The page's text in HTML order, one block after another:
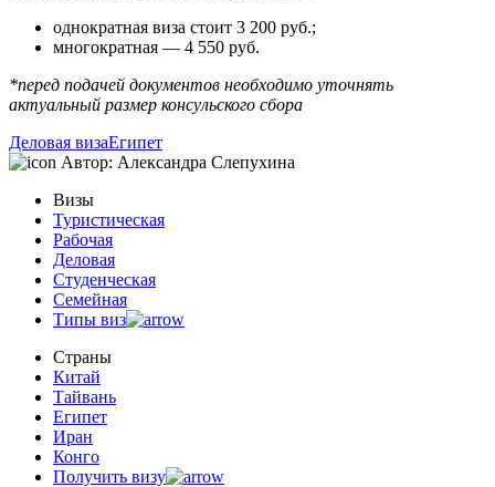
однократная виза стоит 3 200 руб.;
многократная — 4 550 руб.
*перед подачей документов необходимо уточнять
актуальный размер консульского сбора
Деловая визаЕгипет
Автор: Александра Слепухина
Визы
Туристическая
Рабочая
Деловая
Студенческая
Семейная
Типы виз
Страны
Китай
Тайвань
Египет
Иран
Конго
Получить визу